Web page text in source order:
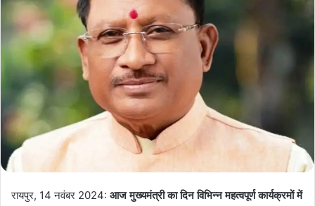
रायपुर, 14 नवंबर 2024: आज मुख्यमंत्री का दिन विभिन्न महत्वपूर्ण कार्यक्रमों में